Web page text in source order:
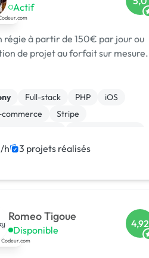
Actif
régie à partir de 150€ par jour ou
de projet au forfait sur mesure.
Full-stack PHP
iOS
commerce
Stripe
HTML
SaaS
h 3 projets réalisés
Romeo Tigoue
Disponible
4,92